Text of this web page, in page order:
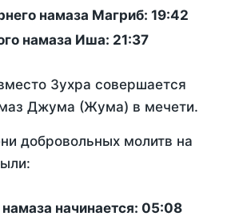
намаза Магриб: 19:42
намаза Иша: 21:37
Зухра совершается
Джума (Жума) в мечети.
добровольных молитв на
начинается: 05:08